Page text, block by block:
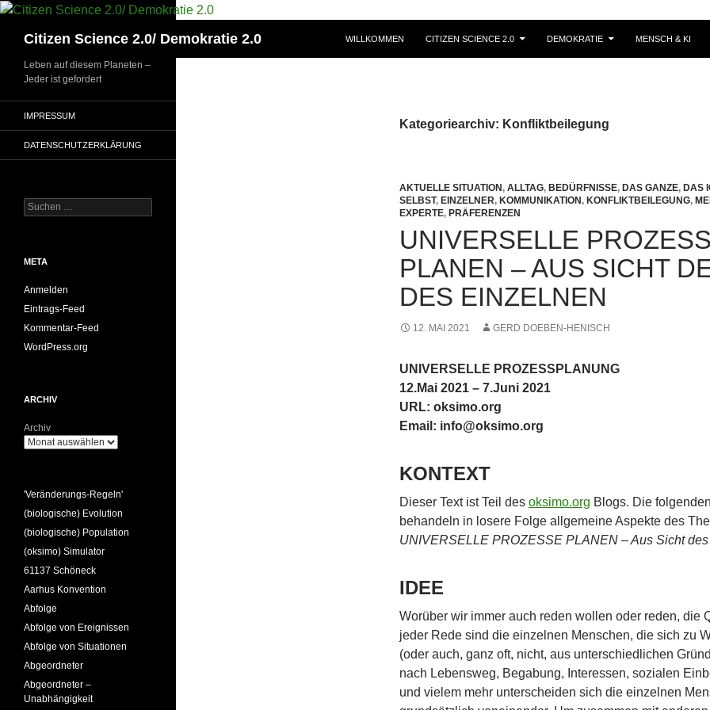
Zum
springenCitizen Science 2.0/ Demokratie 2.0 WILLKOMMEN CITIZEN SCIENCE 2.0 DEMOKRATIE MENSCH & KI
Kategoriearchiv: Konfliktbeilegung
AKTUELLE SITUATION, ALLTAG, BEDÜRFNISSE, DAS GANZE, DAS
SELBST, EINZELNER, KOMMUNIKATION, KONFLIKTBEILEGUNG,
EXPERTE, PRÄFERENZEN
UNIVERSELLE
PLANEN – AUS SICHT
DES EINZELNEN
12. MAI 2021 GERD DOEBEN-HENISCH
UNIVERSELLE PROZESSPLANUNG
12.Mai 2021 – 7.Juni 2021
URL: oksimo.org
Email: info@oksimo.org
KONTEXT
Dieser Text ist Teil des oksimo.org Blogs. Die
behandeln in losere Folge allgemeine Aspekte des
UNIVERSELLE PROZESSE PLANEN – Aus Sicht
IDEE
Worüber wir immer auch reden wollen oder reden, die
jeder Rede sind die einzelnen Menschen, die sich zu
(oder auch, ganz oft, nicht, aus unterschiedlichen
nach Lebensweg, Begabung, Interessen, sozialen
und vielem mehr unterscheiden sich die einzelnen
Leben auf diesem Planeten –
Jeder ist gefordert
IMPRESSUM
DATENSCHUTZERKLÄRUNG
Suchen
nach:
META
Anmelden
Eintrags-Feed
Kommentar-Feed
WordPress.org
ARCHIV
Archiv
'Veränderungs-Regeln'
(biologische) Evolution
(biologische) Population
(oksimo) Simulator
61137 Schöneck
Aarhus Konvention
Abfolge
Abfolge von Ereignissen
Abfolge von Situationen
Abgeordneter
Abgeordneter –
Unabhängigkeit